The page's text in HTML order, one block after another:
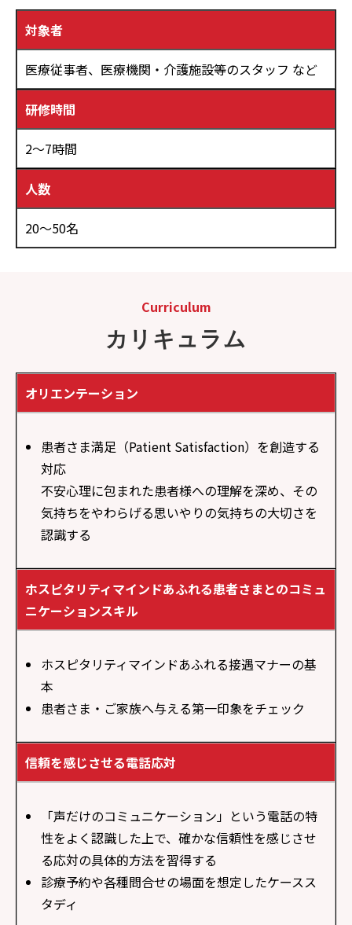
対象者
医療従事者、医療機関・介護施設等のスタッフ など
研修時間
2～7時間
人数
20～50名
Curriculum
カリキュラム
オリエンテーション
患者さま満足（Patient Satisfaction）を創造する
対応
不安心理に包まれた患者様への理解を深め、その
気持ちをやわらげる思いやりの気持ちの大切さを
認識する
ホスピタリティマインドあふれる患者さまとのコミュ
ニケーションスキル
ホスピタリティマインドあふれる接遇マナーの基
本
患者さま・ご家族へ与える第一印象をチェック
信頼を感じさせる電話応対
「声だけのコミュニケーション」という電話の特
性をよく認識した上で、確かな信頼性を感じさせ
る応対の具体的方法を習得する
診療予約や各種問合せの場面を想定したケースス
タディ